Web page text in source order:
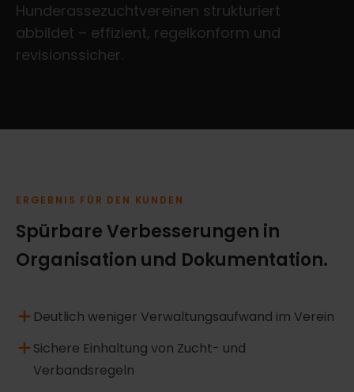
Hunderassezuchtvereinen strukturiert
abbildet – effizient, regelkonform und
revisionssicher.
ERGEBNIS FÜR DEN KUNDEN
Spürbare Verbesserungen in
Organisation und Dokumentation.
Deutlich weniger Verwaltungsaufwand im Verein
Sichere Einhaltung von Zucht- und
Verbandsregeln